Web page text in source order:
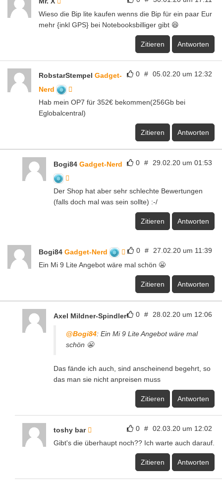
Wieso die Bip lite kaufen wenns die Bip für ein paar Eur
mehr {inkl GPS} bei Notebooksbilliger gibt 😆
Zitieren Antworten
0 # 05.02.20 um 12:32
RobstarStempel Gadget-
Nerd
Hab mein OP7 für 352€ bekommen(256Gb bei
Eglobalcentral)
Zitieren Antworten
0 # 29.02.20 um 01:53
Bogi84 Gadget-Nerd
Der Shop hat aber sehr schlechte Bewertungen
(falls doch mal was sein sollte) :-/
Zitieren Antworten
0 # 27.02.20 um 11:39
Bogi84 Gadget-Nerd
Ein Mi 9 Lite Angebot wäre mal schön 😬
Zitieren Antworten
0 # 28.02.20 um 12:06
Axel Mildner-Spindler
@Bogi84: Ein Mi 9 Lite Angebot wäre mal
schön 😬
Das fände ich auch, sind anscheinend begehrt, so
das man sie nicht anpreisen muss
Zitieren Antworten
0 # 02.03.20 um 12:02
toshy bar
Gibt's die überhaupt noch?? Ich warte auch darauf.
Zitieren Antworten